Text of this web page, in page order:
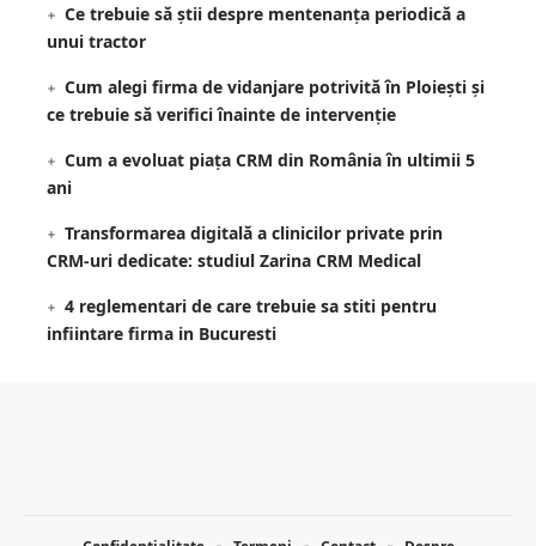
Ce trebuie să știi despre mentenanța periodică a
unui tractor
Cum alegi firma de vidanjare potrivită în Ploiești și
ce trebuie să verifici înainte de intervenție
Cum a evoluat piața CRM din România în ultimii 5
ani
Transformarea digitală a clinicilor private prin
CRM-uri dedicate: studiul Zarina CRM Medical
4 reglementari de care trebuie sa stiti pentru
infiintare firma in Bucuresti